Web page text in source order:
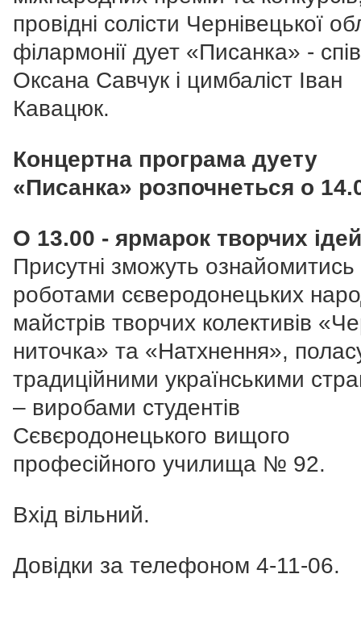
провідні солісти Чернівецької
філармонії дует «Писанка» -
Оксана Савчук і цимбаліст Іван
Кавацюк.
Концертна програма дуету
«Писанка» розпочнеться о
О 13.00 - ярмарок творчих ідей
Присутні зможуть ознайомитись
роботами сєверодонецьких
майстрів творчих колективів
ниточка» та «Натхнення»,
традиційними українськими
– виробами студентів
Сєвєродонецького вищого
професійного училища № 92.
Вхід вільний.
Довідки за телефоном 4-11-06.